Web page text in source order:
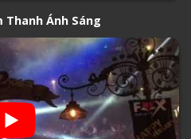
Thanh Ánh Sáng